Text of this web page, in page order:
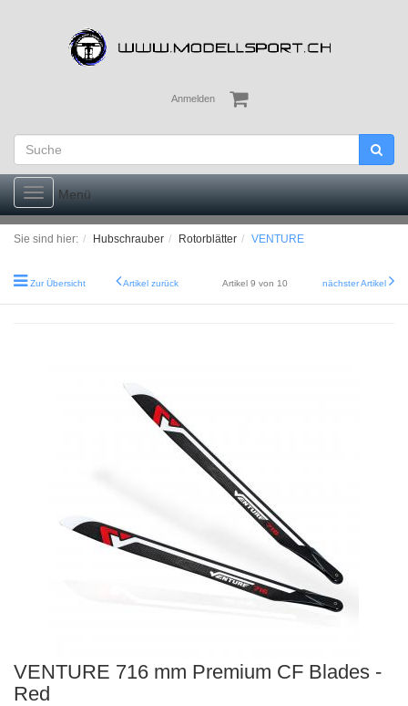
Anmelden
Toggle
navigation
Menü
Sie sind hier: Hubschrauber Rotorblätter VENTURE
Zur Übersicht Artikel zurück Artikel 9 von 10 nächster Artikel
VENTURE 716 mm Premium CF Blades -
Red